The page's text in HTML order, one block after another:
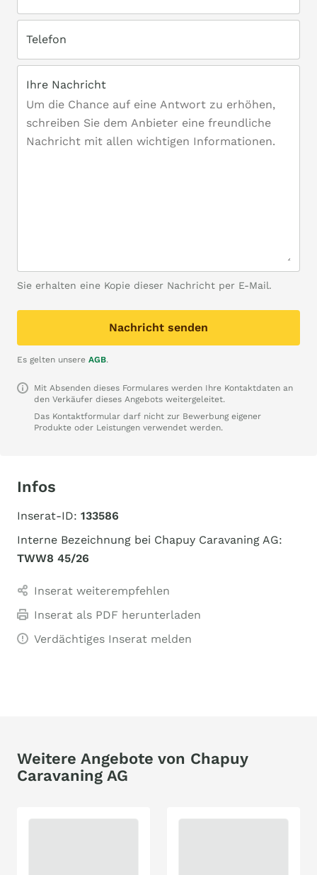
Telefon
Ihre Nachricht
Sie erhalten eine Kopie dieser Nachricht per E-Mail.
Nachricht senden
Es gelten unsere AGB.
Mit Absenden dieses Formulares werden Ihre Kontaktdaten an
den Verkäufer dieses Angebots weitergeleitet.
Das Kontaktformular darf nicht zur Bewerbung eigener
Produkte oder Leistungen verwendet werden.
Infos
Inserat-ID: 133586
Interne Bezeichnung bei Chapuy Caravaning AG:
TWW8 45/26
Inserat weiterempfehlen
Inserat als PDF herunterladen
Verdächtiges Inserat melden
Weitere Angebote von Chapuy
Caravaning AG